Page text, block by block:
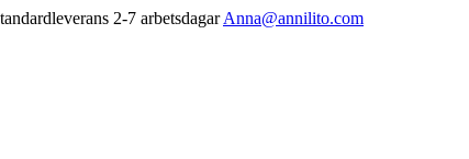
2-7 arbetsdagar Anna@annilito.com